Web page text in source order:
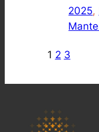
2025,
1 2 3